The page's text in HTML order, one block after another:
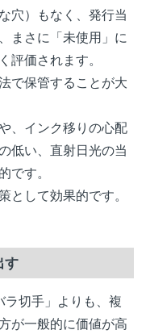
穴）もなく、発行当
まさに「未使用」に
評価されます。
で保管することが大
、インク移りの心配
低い、直射日光の当
です。
として効果的です。
す
ラ切手」よりも、複
が一般的に価値が高